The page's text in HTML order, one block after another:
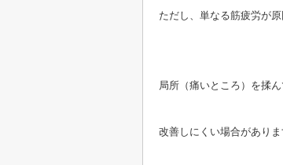
ただし、単なる筋疲労が原
局所（痛いところ）を揉
改善しにくい場合がありま